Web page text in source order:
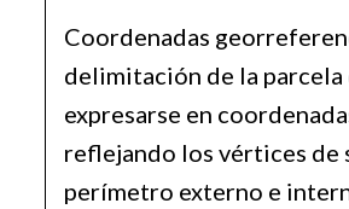
Coordenadas
delimitación de la parcela
expresarse en
reflejando los vértices de
perímetro externo e